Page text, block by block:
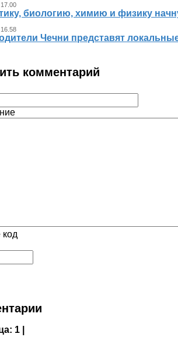
биологию, химию и физику
Чечни представят
комментарий
код
1 |